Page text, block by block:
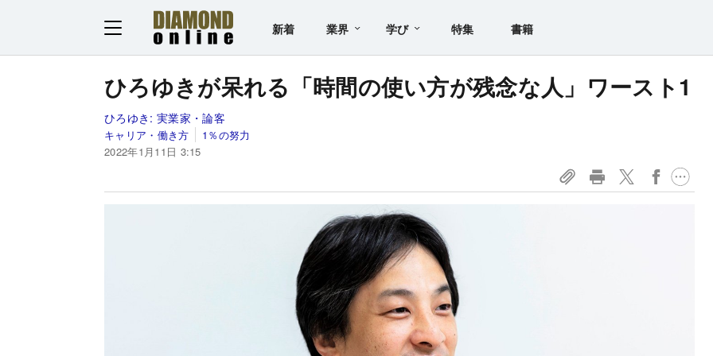
新着 業界 学び 特集 書籍
ひろゆきが呆れる「時間の使い方が残念な人」ワースト1
ひろゆき: 実業家・論客
キャリア・働き方
1％の努力
2022年1月11日 3:15